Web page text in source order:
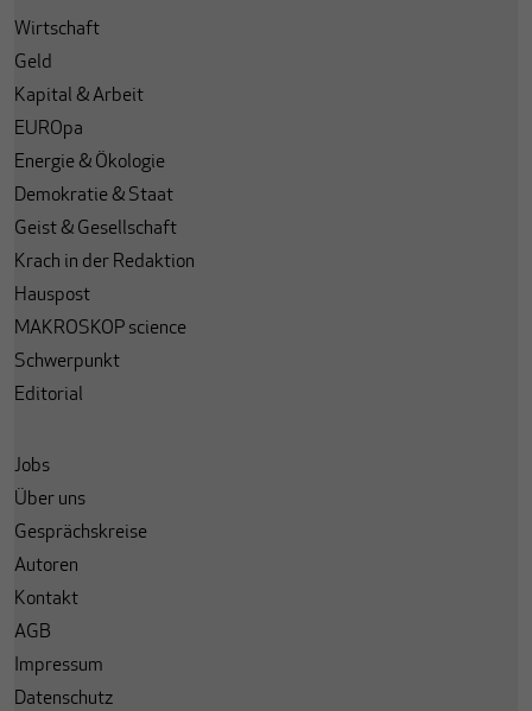
Wirtschaft
Geld
Kapital & Arbeit
EUROpa
Energie & Ökologie
Demokratie & Staat
Geist & Gesellschaft
Krach in der Redaktion
Hauspost
MAKROSKOP science
Schwerpunkt
Editorial
Jobs
Über uns
Gesprächskreise
Autoren
Kontakt
AGB
Impressum
Datenschutz